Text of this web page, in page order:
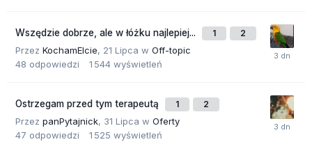
Wszędzie dobrze, ale w łóżku najlepiej... 1 2
Przez KochamElcie, 21 Lipca w Off-topic
48 odpowiedzi 1 544 wyświetleń
Ostrzegam przed tym terapeutą 1 2
Przez panPytajnick, 31 Lipca w Oferty
47 odpowiedzi 1 525 wyświetleń